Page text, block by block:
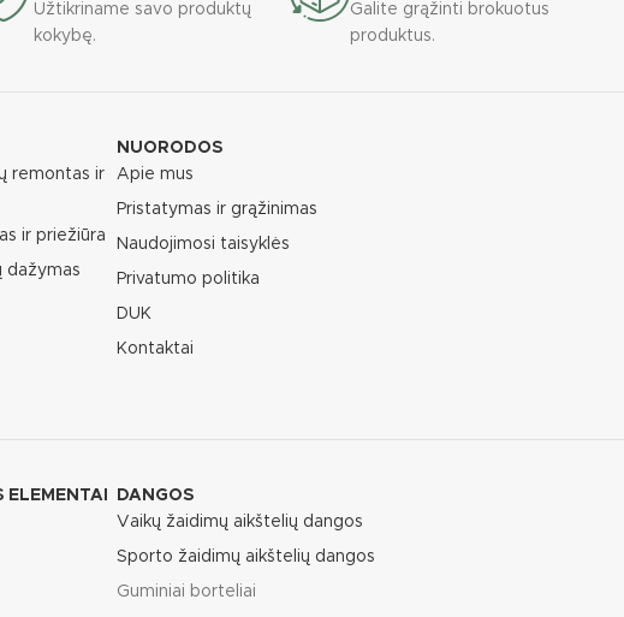
Užtikriname savo produktų
kokybę.
Galite grąžinti brokuotus
produktus.
remontas ir
ir priežiūra
dažymas
NUORODOS
Apie mus
Pristatymas ir grąžinimas
Naudojimosi taisyklės
Privatumo politika
DUK
Kontaktai
ELEMENTAI
DANGOS
Vaikų žaidimų aikštelių dangos
Sporto žaidimų aikštelių dangos
Guminiai borteliai